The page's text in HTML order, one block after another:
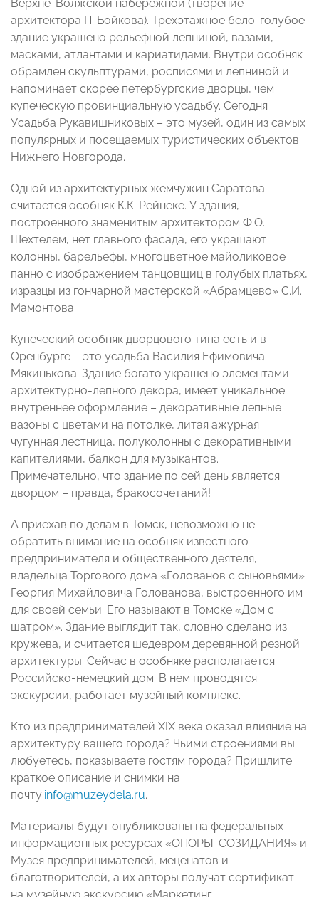
Верхне-Волжской набережной (творение
архитектора П. Бойкова). Трехэтажное бело-голубое
здание украшено рельефной лепниной, вазами,
масками, атлантами и кариатидами. Внутри особняк
обрамлен скульптурами, росписями и лепниной и
напоминает скорее петербургские дворцы, чем
купеческую провинциальную усадьбу. Сегодня
Усадьба Рукавишниковых – это музей, один из самых
популярных и посещаемых туристических объектов
Нижнего Новгорода.
Одной из архитектурных жемчужин Саратова
считается особняк К.К. Рейнеке. У здания,
построенного знаменитым архитектором Ф.О.
Шехтелем, нет главного фасада, его украшают
колонны, барельефы, многоцветное майоликовое
панно с изображением танцовщиц в голубых платьях,
изразцы из гончарной мастерской «Абрамцево» С.И.
Мамонтова.
Купеческий особняк дворцового типа есть и в
Оренбурге – это усадьба Василия Ефимовича
Мякинькова. Здание богато украшено элементами
архитектурно-лепного декора, имеет уникальное
внутреннее оформление – декоративные лепные
вазоны с цветами на потолке, литая ажурная
чугунная лестница, полуколонны с декоративными
капителиями, балкон для музыкантов.
Примечательно, что здание по сей день является
дворцом – правда, бракосочетаний!
А приехав по делам в Томск, невозможно не
обратить внимание на особняк известного
предпринимателя и общественного деятеля,
владельца Торгового дома «Голованов с сыновьями»
Георгия Михайловича Голованова, выстроенного им
для своей семьи. Его называют в Томске «Дом с
шатром». Здание выглядит так, словно сделано из
кружева, и считается шедевром деревянной резной
архитектуры. Сейчас в особняке располагается
Российско-немецкий дом. В нем проводятся
экскурсии, работает музейный комплекс.
Кто из предпринимателей XIX века оказал влияние на
архитектуру вашего города? Чьими строениями вы
любуетесь, показываете гостям города? Пришлите
краткое описание и снимки на
почту:info@muzeydela.ru.
Материалы будут опубликованы на федеральных
информационных ресурсах «ОПОРЫ-СОЗИДАНИЯ» и
Музея предпринимателей, меценатов и
благотворителей, а их авторы получат сертификат